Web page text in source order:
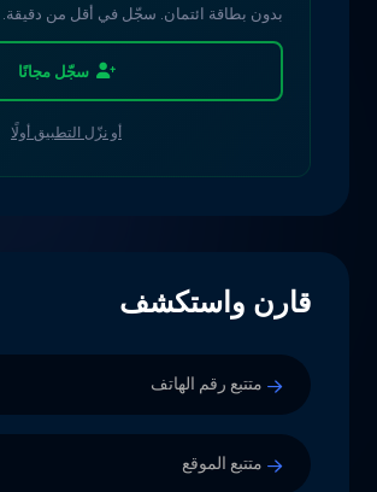
بدون بطاقة ائتمان. سجّل في أقل من دقيقة.
سجّل مجانًا
أو نزّل التطبيق أولًا
قارن واستكشف
متتبع رقم الهاتف
متتبع الموقع